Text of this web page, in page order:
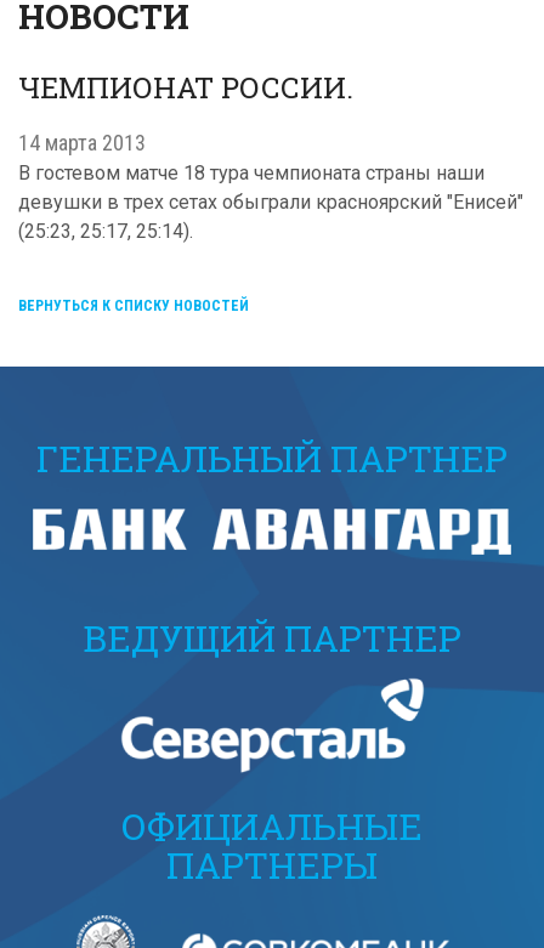
НОВОСТИ
ЧЕМПИОНАТ РОССИИ.
14 марта 2013
В гостевом матче 18 тура чемпионата страны наши
девушки в трех сетах обыграли красноярский "Енисей"
(25:23, 25:17, 25:14).
ВЕРНУТЬСЯ К СПИСКУ НОВОСТЕЙ
ГЕНЕРАЛЬНЫЙ ПАРТНЕР
ВЕДУЩИЙ ПАРТНЕР
ОФИЦИАЛЬНЫЕ
ПАРТНЕРЫ